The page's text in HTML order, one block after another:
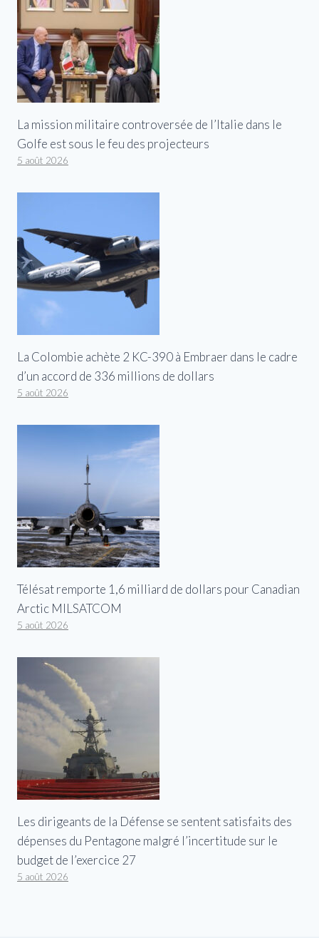
La mission militaire controversée de l’Italie dans le
Golfe est sous le feu des projecteurs
5 août 2026
La Colombie achète 2 KC-390 à Embraer dans le cadre
d’un accord de 336 millions de dollars
5 août 2026
Télésat remporte 1,6 milliard de dollars pour Canadian
Arctic MILSATCOM
5 août 2026
Les dirigeants de la Défense se sentent satisfaits des
dépenses du Pentagone malgré l’incertitude sur le
budget de l’exercice 27
5 août 2026